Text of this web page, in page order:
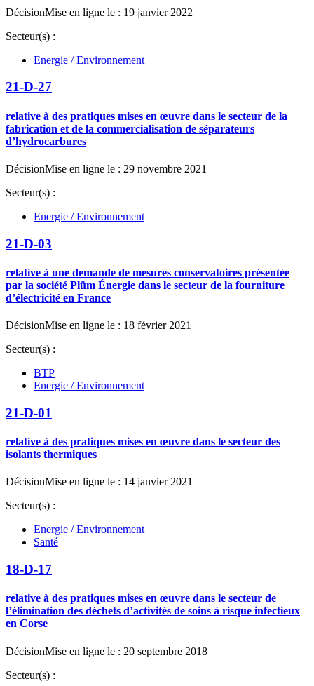
DécisionMise en ligne le : 19 janvier 2022
Secteur(s) :
Energie / Environnement
21-D-27
relative à des pratiques mises en œuvre dans le secteur de la
fabrication et de la commercialisation de séparateurs
d’hydrocarbures
DécisionMise en ligne le : 29 novembre 2021
Secteur(s) :
Energie / Environnement
21-D-03
relative à une demande de mesures conservatoires présentée
par la société Plüm Énergie dans le secteur de la fourniture
d’électricité en France
DécisionMise en ligne le : 18 février 2021
Secteur(s) :
BTP
Energie / Environnement
21-D-01
relative à des pratiques mises en œuvre dans le secteur des
isolants thermiques
DécisionMise en ligne le : 14 janvier 2021
Secteur(s) :
Energie / Environnement
Santé
18-D-17
relative à des pratiques mises en œuvre dans le secteur de
l’élimination des déchets d’activités de soins à risque infectieux
en Corse
DécisionMise en ligne le : 20 septembre 2018
Secteur(s) :